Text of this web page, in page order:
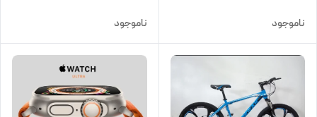
ناموجود ناموجود